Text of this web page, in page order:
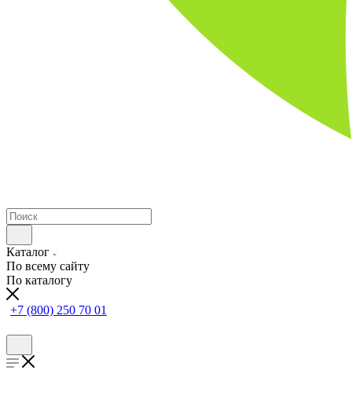
Каталог
По всему сайту
По каталогу
+7 (800) 250 70 01